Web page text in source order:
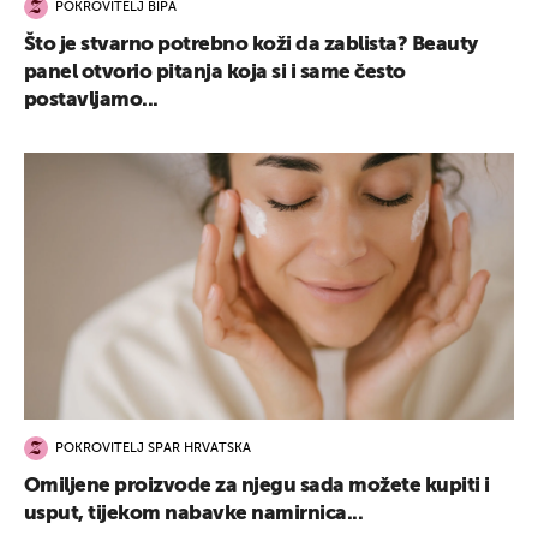
POKROVITELJ BIPA
Što je stvarno potrebno koži da zablista? Beauty
panel otvorio pitanja koja si i same često
postavljamo...
POKROVITELJ SPAR HRVATSKA
Omiljene proizvode za njegu sada možete kupiti i
usput, tijekom nabavke namirnica...